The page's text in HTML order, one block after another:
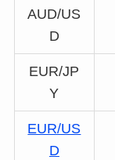
AUD/US
D
EUR/JP
Y
EUR/US
D